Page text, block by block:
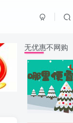
无优惠不网购